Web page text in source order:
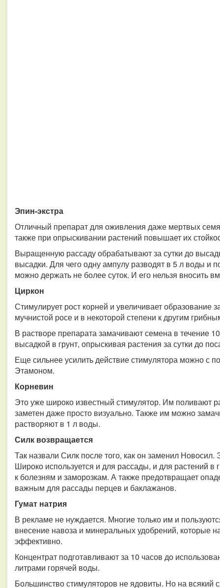
Эпин-экстра
Отличный препарат для оживления даже мертвых
также при опрыскивании растений повышает их
Выращенную рассаду обрабатывают за сутки до
высадки. Для чего одну ампулу разводят в 5 л воды и
можно держать не более суток. И его нельзя вносить
Циркон
Стимулирует рост корней и увеличивает образование
мучнистой росе и в некоторой степени к другим
В растворе препарата замачивают семена в течение
высадкой в грунт, опрыскивая растения за сутки до
Еще сильнее усилить действие стимулятора можно с
Этамоном.
Корневин
Это уже широко известный стимулятор. Им поливают
заметен даже просто визуально. Также им можно
растворяют в 1 л воды.
Силк возвращается
Так назвали Силк после того, как он заменил
Широко используется и для рассады, и для растений в
к болезням и заморозкам. А также предотвращает
важным для рассады перцев и баклажанов.
Гумат натрия
В рекламе не нуждается. Многие только им и
внесение навоза и минеральных удобрений, которые
эффективно.
Концентрат подготавливают за 10 часов до
литрами горячей воды.
Большинство стимуляторов не ядовиты. Но на всякий